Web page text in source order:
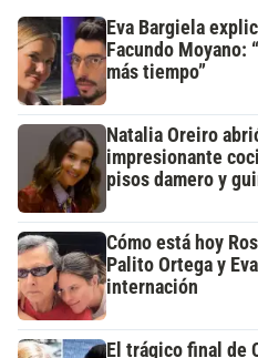
Eva Bargiela
Facundo Moyano:
más tiempo”
Natalia Oreiro
impresionante
pisos damero y
Cómo está hoy
Palito Ortega y
internación
El trágico final de